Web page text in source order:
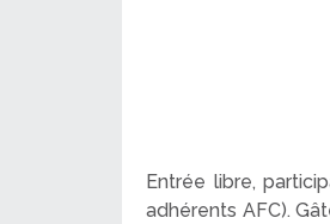
Entrée libre,
adhérents AFC).